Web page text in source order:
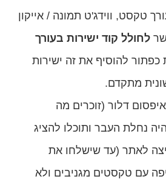
טקסט, ווידג'ט תמונה / אייקון
לחולל קוד ישירות בעורך
כפתור להוסיף את זה ישירות
דלור (זוכרים מה
נחלת העבר ותוכלו להציג
לאתר (עד שישלחו את
עם טקסטים מגניבים ולא